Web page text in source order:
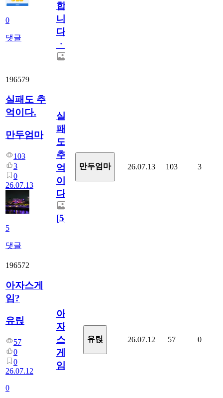
0
댓글
합
니
다
ㆍ
196579
실패도 추
억이다.
만두엄마
103
3
0
26.07.13
5
댓글
실
패
도
추
억
이
다.
[5]
만두엄마 26.07.13 103 3
196572
아자스게
임?
유릱
57
0
0
26.07.12
0
아
자
스
게
임?
유릱 26.07.12 57 0